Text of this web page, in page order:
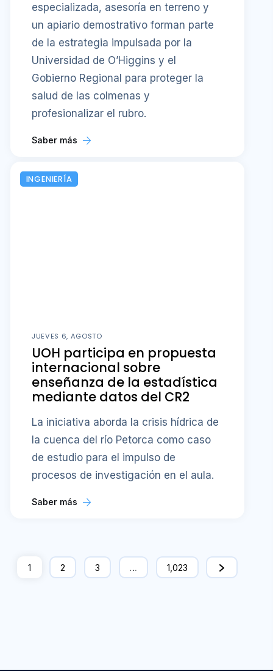
especializada, asesoría en terreno y
un apiario demostrativo forman parte
de la estrategia impulsada por la
Universidad de O’Higgins y el
Gobierno Regional para proteger la
salud de las colmenas y
profesionalizar el rubro.
Saber más
INGENIERÍA
JUEVES 6, AGOSTO
UOH participa en propuesta
internacional sobre
enseñanza de la estadística
mediante datos del CR2
La iniciativa aborda la crisis hídrica de
la cuenca del río Petorca como caso
de estudio para el impulso de
procesos de investigación en el aula.
Saber más
1 2 3 … 1,023